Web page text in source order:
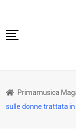
content
Blog
Primamusica
sulle donne trattata in